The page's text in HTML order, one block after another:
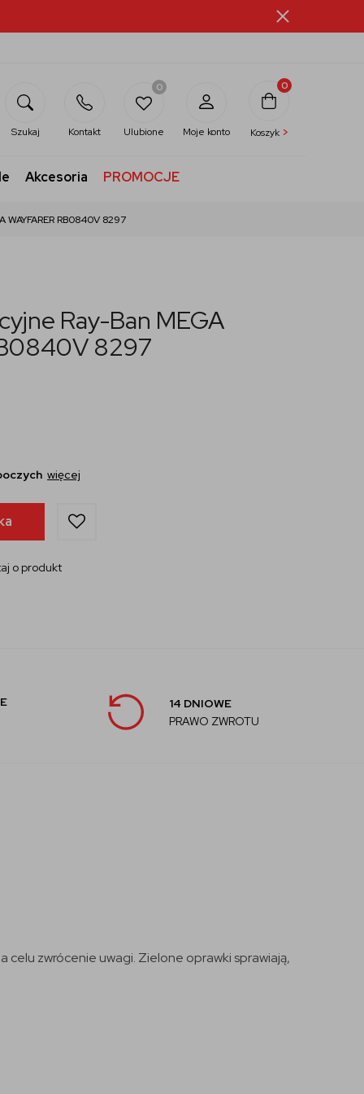
Szukaj Kontakt
0
Ulubione Moje konto
0
Koszyk >
Akcesoria PROMOCJE
RB0840V 8297
Ray-Ban MEGA
8297
więcej
o produkt
14 DNIOWE
PRAWO ZWROTU
celu zwrócenie uwagi. Zielone oprawki sprawiają,